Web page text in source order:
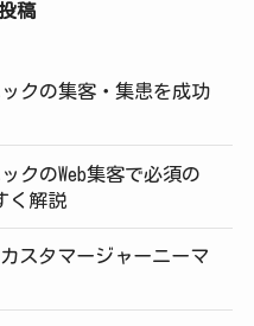
稿
クの集客・集患を成功
クのWeb集客で必須の
く解説
スタマージャーニーマ